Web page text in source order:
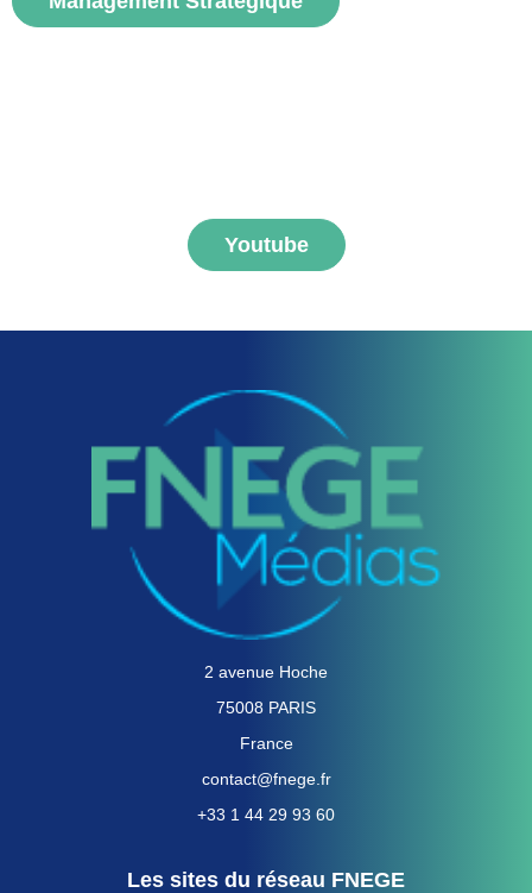
Youtube
2 avenue Hoche
75008 PARIS
France
contact@fnege.fr
+33 1 44 29 93 60
Les sites du réseau FNEGE